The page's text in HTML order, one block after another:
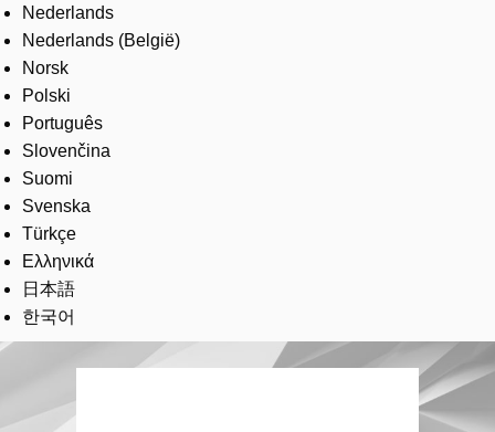
Nederlands
Nederlands (België)
Norsk
Polski
Português
Slovenčina
Suomi
Svenska
Türkçe
Ελληνικά
日本語
한국어